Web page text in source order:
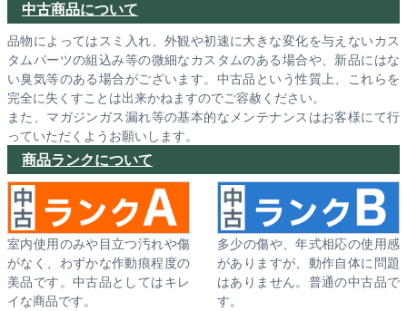
中古商品について
品物によってはスミ入れ、外観や初速に大きな変化を与えないカス
タムパーツの組込み等の微細なカスタムのある場合や、新品にはな
い臭気等のある場合がございます。中古品という性質上、これらを
完全に失くすことは出来かねますのでご容赦ください。
また、マガジンガス漏れ等の基本的なメンテナンスはお客様にて行
っていただくようお願いします。
商品ランクについて
室内使用のみや目立つ汚れや傷
がなく、わずかな作動痕程度の
美品です。中古品としてはキレ
イな商品です。
多少の傷や、年式相応の使用感
がありますが、動作自体に問題
はありません。普通の中古品で
す。